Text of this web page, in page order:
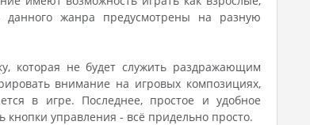
данного жанра предусмотрены на разную
которая не будет служить раздражающим
внимание на игровых композициях,
в игре. Последнее, простое и удобное
управления - всё придельно просто.